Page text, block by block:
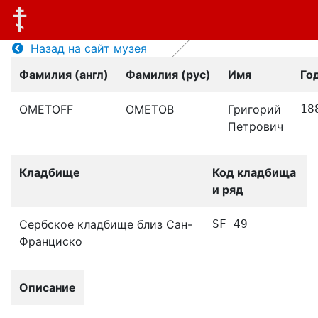
Назад на сайт музея
Фамилия (англ)
Фамилия (рус) Имя
OMETOFF ОМЕТОВ
Григорий
Петрович
Кладбище
Код кладбища
и ряд
Сербское кладбище близ Сан-
Франциско
SF 49
Описание